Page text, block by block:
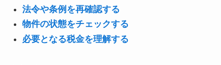
法令や条例を再確認する
物件の状態をチェックする
必要となる税金を理解する